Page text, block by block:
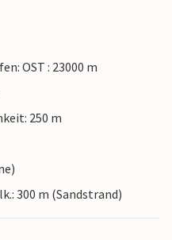
OST : 23000 m
250 m
300 m (Sandstrand)